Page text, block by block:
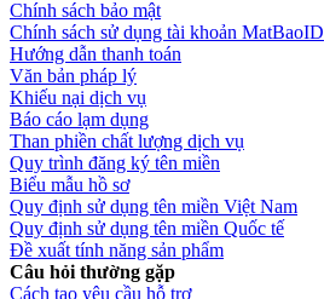
Chính sách bảo mật
Chính sách sử dụng tài khoản MatBaoID
Hướng dẫn thanh toán
Văn bản pháp lý
Khiếu nại dịch vụ
Báo cáo lạm dụng
Than phiền chất lượng dịch vụ
Quy trình đăng ký tên miền
Biểu mẫu hồ sơ
Quy định sử dụng tên miền Việt Nam
Quy định sử dụng tên miền Quốc tế
Đề xuất tính năng sản phẩm
Câu hỏi thường gặp
Cách tạo yêu cầu hỗ trợ